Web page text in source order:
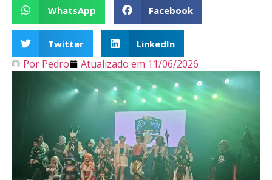
WhatsApp Facebook
Twitter LinkedIn
Por Pedro Atualizado em 11/06/2026